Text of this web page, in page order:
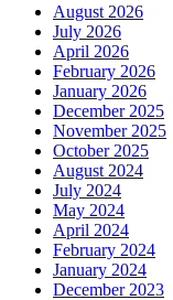
August 2026
July 2026
April 2026
February 2026
January 2026
December 2025
November 2025
October 2025
August 2024
July 2024
May 2024
April 2024
February 2024
January 2024
December 2023